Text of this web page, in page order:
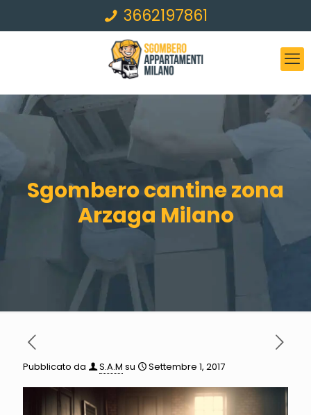
3662197861
Sgombero cantine zona
Arzaga Milano
Pubblicato da S.A.M su Settembre 1, 2017